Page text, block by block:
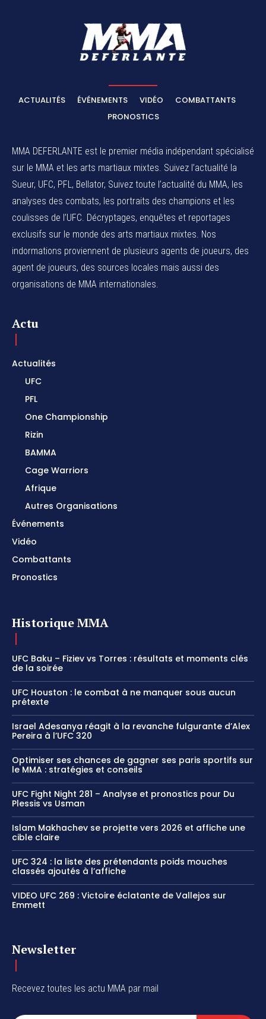
ACTUALITÉS ÉVÉNEMENTS VIDÉO
COMBATTANTS
PRONOSTICS
MMA DEFERLANTE est le premier média indépendant spécialisé
sur le MMA et les arts martiaux mixtes. Suivez l’actualité la
Sueur, UFC, PFL, Bellator, Suivez toute l’actualité du MMA, les
analyses des combats, les portraits des champions et les
coulisses de l’UFC. Décryptages, enquêtes et reportages
exclusifs sur le monde des arts martiaux mixtes. Nos
indormations proviennent de plusieurs agents de joueurs, des
agent de joueurs, des sources locales mais aussi des
organisations de MMA internationales.
Actu
Actualités
UFC
PFL
One Championship
Rizin
BAMMA
Cage Warriors
Afrique
Autres Organisations
Événements
Vidéo
Combattants
Pronostics
Historique MMA
UFC Baku – Fiziev vs Torres : résultats et moments clés
de la soirée
UFC Houston : le combat à ne manquer sous aucun
prétexte
Israel Adesanya réagit à la revanche fulgurante d’Alex
Pereira à l’UFC 320
Optimiser ses chances de gagner ses paris sportifs sur
le MMA : stratégies et conseils
UFC Fight Night 281 – Analyse et pronostics pour Du
Plessis vs Usman
Islam Makhachev se projette vers 2026 et affiche une
cible claire
UFC 324 : la liste des prétendants poids mouches
classés ajoutés à l’affiche
VIDEO UFC 269 : Victoire éclatante de Vallejos sur
Emmett
Newsletter
Recevez toutes les actu MMA par mail